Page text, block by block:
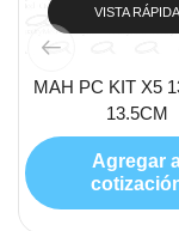
VISTA RÁPIDA
MAH PC KIT X5
13.5CM
Agregar